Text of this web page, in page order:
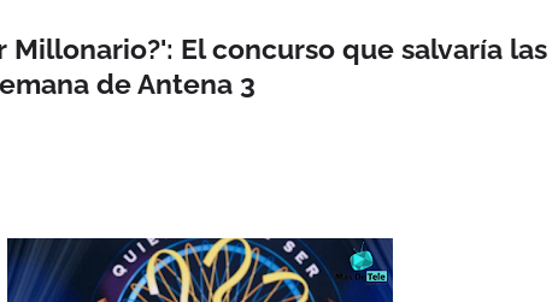
Millonario?': El concurso que salvaría las
de Antena 3